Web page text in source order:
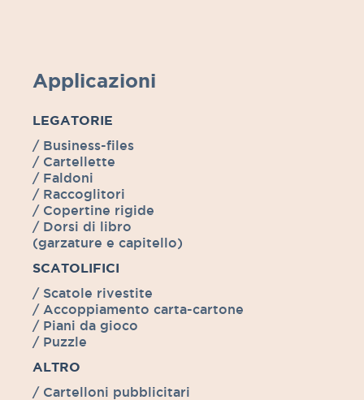
Applicazioni
LEGATORIE
/ Business-files
/ Cartellette
/ Faldoni
/ Raccoglitori
/ Copertine rigide
/ Dorsi di libro
(garzature e capitello)
SCATOLIFICI
/ Scatole rivestite
/ Accoppiamento carta-cartone
/ Piani da gioco
/ Puzzle
ALTRO
/ Cartelloni pubblicitari